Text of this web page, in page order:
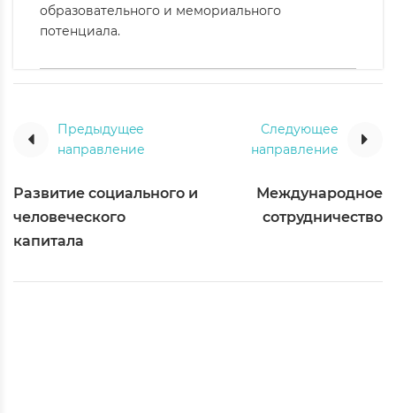
образовательного и мемориального
потенциала.
Предыдущee
направление
Развитие социального и
человеческого
капитала
Следующее
направление
Международное
сотрудничество